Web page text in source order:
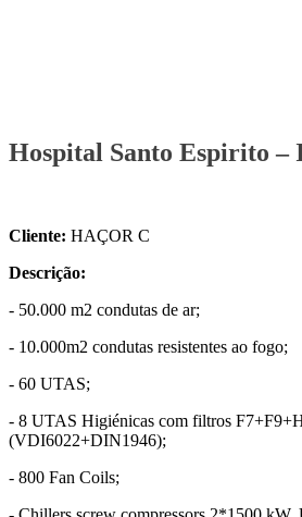
Hospital Santo Espirito –
Cliente: HAÇOR C​
Descrição:
- 50.000 m2 condutas de ar;​
- 10.000m2 condutas resistentes ao fogo;​
- 60 UTAS;​
- 8 UTAS Higiénicas com filtros
(VDI6022+DIN1946);​
- 800 Fan Coils;​